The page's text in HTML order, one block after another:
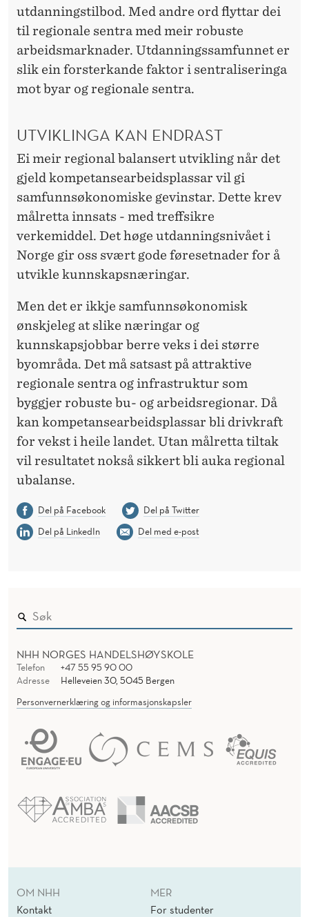
utdanningstilbod. Med andre ord flyttar dei
til regionale sentra med meir robuste
arbeidsmarknader. Utdanningssamfunnet er
slik ein forsterkande faktor i sentraliseringa
mot byar og regionale sentra.
UTVIKLINGA KAN ENDRAST
Ei meir regional balansert utvikling når det
gjeld kompetansearbeidsplassar vil gi
samfunnsøkonomiske gevinstar. Dette krev
målretta innsats - med treffsikre
verkemiddel. Det høge utdanningsnivået i
Norge gir oss svært gode føresetnader for å
utvikle kunnskapsnæringar.
Men det er ikkje samfunnsøkonomisk
ønskjeleg at slike næringar og
kunnskapsjobbar berre veks i dei større
byområda. Det må satsast på attraktive
regionale sentra og infrastruktur som
byggjer robuste bu- og arbeidsregionar. Då
kan kompetansearbeidsplassar bli drivkraft
for vekst i heile landet. Utan målretta tiltak
vil resultatet nokså sikkert bli auka regional
ubalanse.
Del på Facebook
Del på Twitter
Del på LinkedIn
Del med e-post
NHH NORGES HANDELSHØYSKOLE
Telefon
+47 55 95 90 00
Adresse
Helleveien 30, 5045 Bergen
Personvernerklæring og informasjonskapsler
OM NHH
Kontakt
MER
For studenter